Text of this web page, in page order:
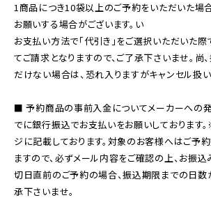
1商品につき10袋以上のご予約をいただいた場
お願いする場合がございます。い
お支払い方法で「代引き」をご選択いただいた際
てご請求となりますので、ご了承下さいませ。
だけない場合は、恐れ入りますがキャンセル扱い
■ 予約商品の事前入金についてメーカーへの
でに銀行振込でお支払いをお願いしております
ジに記載しております。対象のお客様へはご予
ますので、必ずメール内容をご確認の上、お振
切日直前のご予約の場合、振込期限までの日数
承下さいませ。